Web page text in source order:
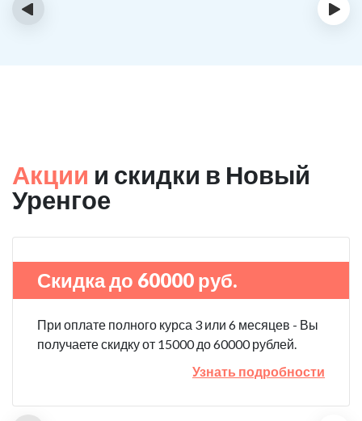
‹ ›
Акции и скидки в Новый
Уренгое
Скидка до 60000 руб.
При оплате полного курса 3 или 6 месяцев - Вы
получаете скидку от 15000 до 60000 рублей.
Узнать подробности